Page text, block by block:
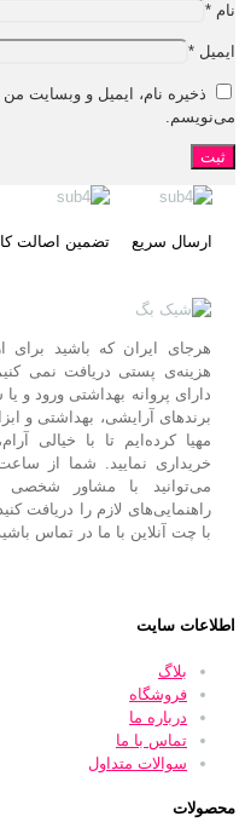
نام *
ایمیل *
ذخیره نام، ایمیل و وبسایت
می‌نویسم.
ارسال سریع تضمین اصالت
هزینه‌ی پستی دریافت نمی
دارای پروانه بهداشتی ورود و
برندهای آرایشی، بهداشتی و
مهیا کرده‌ایم تا با خیالی
می‌توانید با مشاور
راهنمایی‌های لازم را دریافت
با چت آنلاین با ما در تماس
اطلاعات سایت
بلاگ
فروشگاه
درباره ما
تماس با ما
سوالات متداول
محصولات